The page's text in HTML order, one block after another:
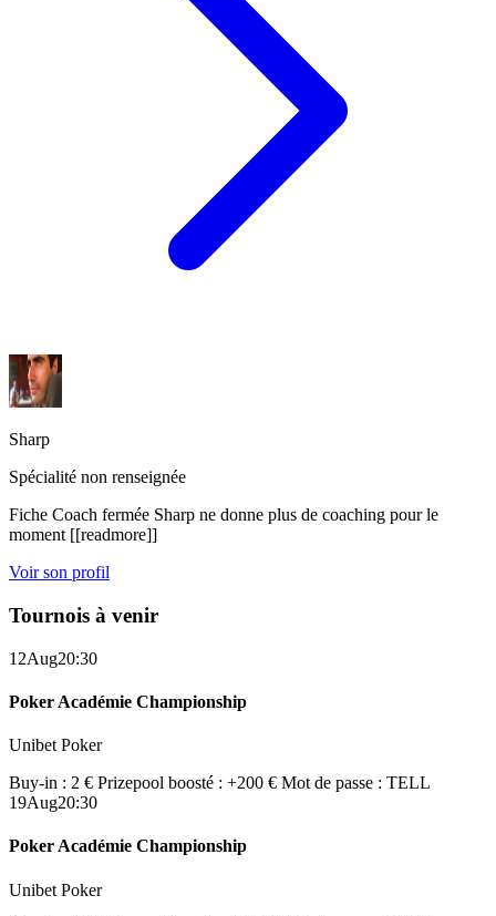
Sharp
Spécialité non renseignée
Fiche Coach fermée Sharp ne donne plus de coaching pour le
moment [[readmore]]
Voir son profil
Tournois à venir
12Aug20:30
Poker Académie Championship
Unibet Poker
Buy-in : 2 € Prizepool boosté : +200 € Mot de passe : TELL
19Aug20:30
Poker Académie Championship
Unibet Poker